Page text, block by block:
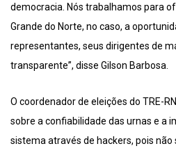
democracia. Nós trabalhamos para
Grande do Norte, no caso, a
representantes, seus dirigentes de
transparente”, disse Gilson Barbosa.
O coordenador de eleições do TRE-
sobre a confiabilidade das urnas e a
sistema através de hackers, pois